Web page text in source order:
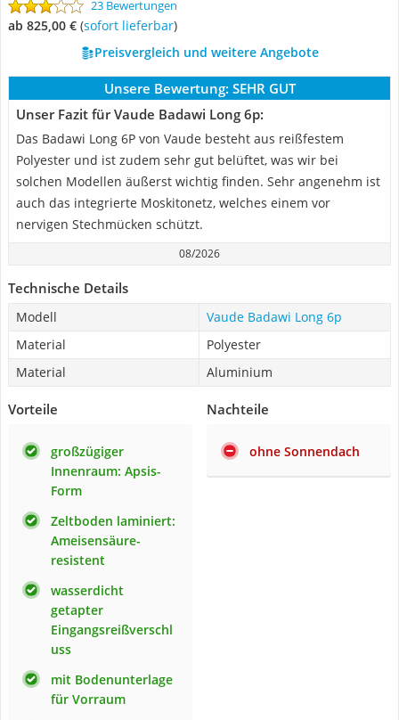
23 Bewertungen
ab 825,00 € ( Sofort lieferbar)
Preisvergleich und weitere Angebote
Unsere Bewertung: SEHR GUT
Unser Fazit für Vaude Badawi Long 6p:
Das Badawi Long 6P von Vaude besteht aus reißfestem
Polyester und ist zudem sehr gut belüftet, was wir bei
solchen Modellen äußerst wichtig finden. Sehr angenehm ist
auch das integrierte Moskitonetz, welches einem vor
nervigen Stechmücken schützt.
08/2026
Technische Details
Modell
Vaude Badawi Long 6p
Material
Polyester
Material
Aluminium
Vorteile
großzügiger
Innenraum: Apsis-
Form
Zeltboden laminiert:
Ameisensäure-
resistent
wasserdicht
getapter
Eingangsreißverschl
uss
mit Bodenunterlage
für Vorraum
Nachteile
ohne Sonnendach